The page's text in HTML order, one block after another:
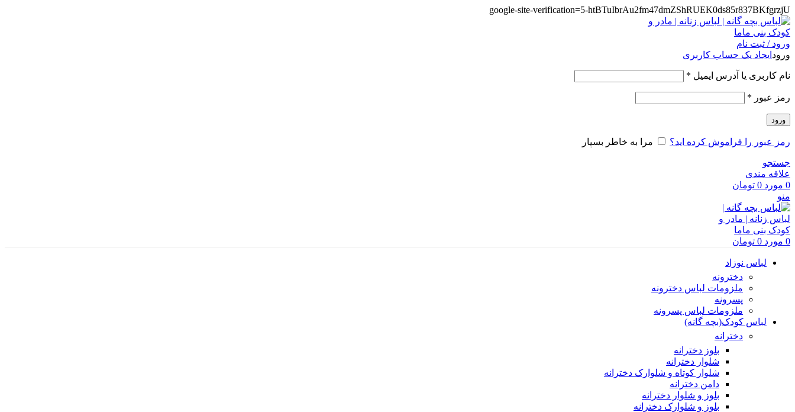
google-site-verification=5-htBTuIbrAu2fm47dmZShRUEK0ds85r837BKfgrzjU
ورود / ثبت نام
ورود ایجاد یک حساب کاربری
نام کاربری یا آدرس ایمیل *
رمز عبور *
ورود
رمز عبور را فراموش کرده اید؟ مرا به خاطر بسپار
جستجو
علاقه مندی
0 مورد 0 تومان
منو
0 مورد 0 تومان
لباس نوزاد
دخترونه
ملزومات لباس دخترونه
پسرونه
ملزومات لباس پسرونه
لباس کودک(بچه گانه)
دخترانه
بلوز دخترانه
شلوار دخترانه
شلوار کوتاه و شلوارک دخترانه
دامن دخترانه
بلوز و شلوار دخترانه
بلوز و شلوارک دخترانه